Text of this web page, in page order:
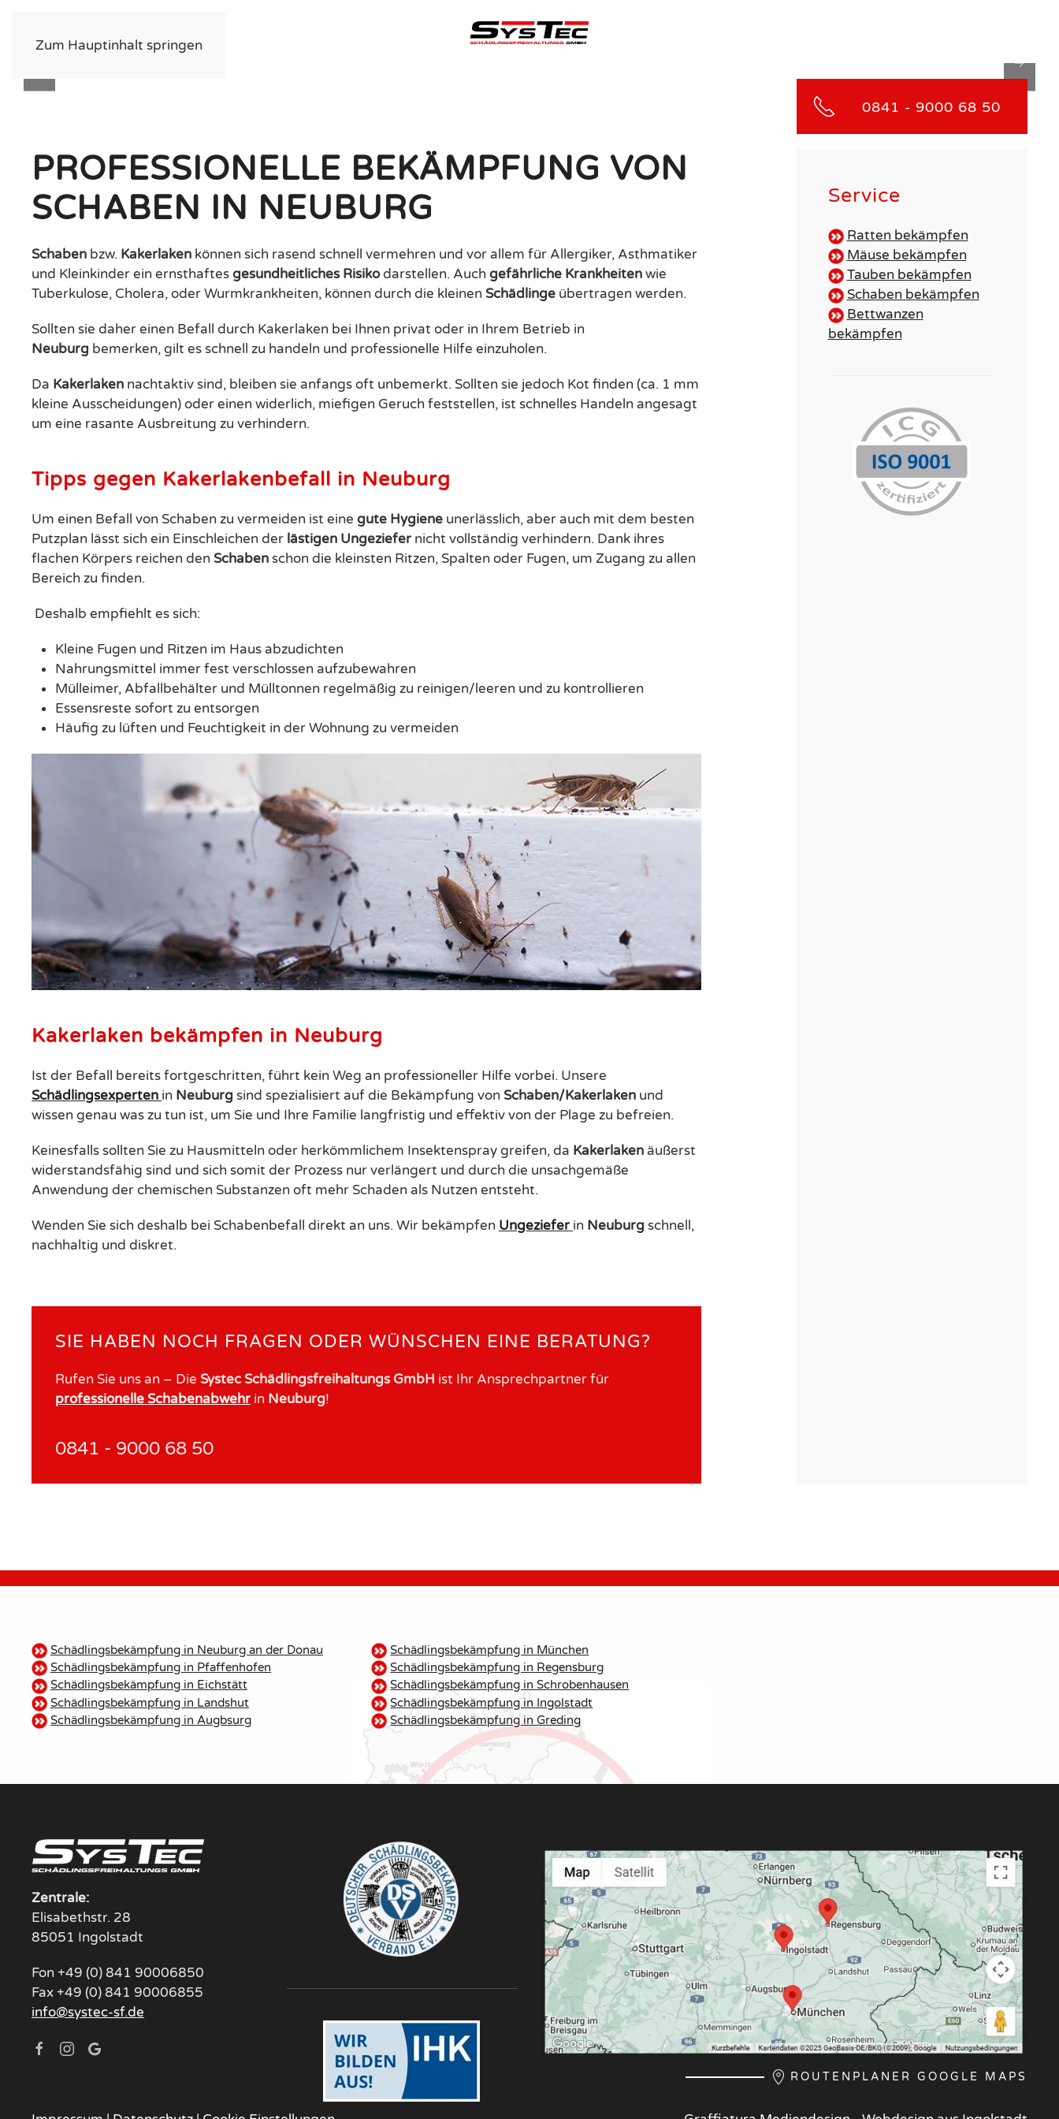
Zum Hauptinhalt springen schabenbekämpfung
0841 - 9000 68 50
PROFESSIONELLE BEKÄMPFUNG VON
SCHABEN IN NEUBURG
Schaben bzw. Kakerlaken können sich rasend schnell vermehren und vor allem für Allergiker, Asthmatiker
und Kleinkinder ein ernsthaftesgesundheitliches Risikodarstellen. Auch gefährliche Krankheitenwie
Tuberkulose, Cholera, oder Wurmkrankheiten, können durch die kleinen Schädlinge übertragen werden.
Sollten sie daher einen Befall durch Kakerlaken bei Ihnen privat oder in Ihrem Betrieb in
Neuburg bemerken, gilt es schnell zu handeln und professionelle Hilfe einzuholen.
Da Kakerlaken nachtaktiv sind, bleiben sie anfangs oft unbemerkt. Sollten sie jedoch Kot finden (ca. 1 mm
kleine Ausscheidungen) oder einen widerlich, miefigen Geruch feststellen, ist schnelles Handeln angesagt
um eine rasante Ausbreitung zu verhindern.
Tipps gegen Kakerlakenbefall in Neuburg
Um einen Befall von Schaben zu vermeiden ist eine gute Hygiene unerlässlich, aber auch mit dem besten
Putzplan lässt sich ein Einschleichen der lästigen Ungeziefer nicht vollständig verhindern. Dank ihres
flachen Körpers reichen den Schabenschon die kleinsten Ritzen, Spalten oder Fugen, um Zugang zu allen
Bereich zu finden.
Deshalb empfiehlt es sich:
Kleine Fugen und Ritzen im Haus abzudichten
Nahrungsmittel immer fest verschlossen aufzubewahren
Mülleimer, Abfallbehälter und Mülltonnen regelmäßig zu reinigen/leeren und zu kontrollieren
Essensreste sofort zu entsorgen
Häufig zu lüften und Feuchtigkeit in der Wohnung zu vermeiden
Kakerlaken bekämpfen in Neuburg
Ist der Befall bereits fortgeschritten, führt kein Weg an professioneller Hilfe vorbei. Unsere
Schädlingsexperten in Neuburg sind spezialisiert auf die Bekämpfung von Schaben/Kakerlaken und
wissen genau was zu tun ist, um Sie und Ihre Familie langfristig und effektiv von der Plage zu befreien.
Keinesfalls sollten Sie zu Hausmitteln oder herkömmlichem Insektenspray greifen, da Kakerlakenäußerst
widerstandsfähig sind und sich somit der Prozess nur verlängert und durch die unsachgemäße
Anwendung der chemischen Substanzen oft mehr Schaden als Nutzen entsteht.
Wenden Sie sich deshalb bei Schabenbefall direkt an uns. Wir bekämpfen Ungeziefer in Neuburg schnell,
nachhaltig und diskret.
SIE HABEN NOCH FRAGEN ODER WÜNSCHEN EINE BERATUNG?
Rufen Sie uns an – Die Systec Schädlingsfreihaltungs GmbH ist Ihr Ansprechpartner für
professionelle Schabenabwehr in Neuburg!
0841 - 9000 68 50
Service
Ratten bekämpfen
Mäuse bekämpfen
Tauben bekämpfen
Schaben bekämpfen
Bettwanzen
bekämpfen
Schädlingsbekämpfung in Neuburg an der Donau
Schädlingsbekämpfung in Pfaffenhofen
Schädlingsbekämpfung in Eichstätt
Schädlingsbekämpfung in Landshut
Schädlingsbekämpfung in Augbsurg
Schädlingsbekämpfung in München
Schädlingsbekämpfung in Regensburg
Schädlingsbekämpfung in Schrobenhausen
Schädlingsbekämpfung in Ingolstadt
Schädlingsbekämpfung in Greding
Zentrale:
Elisabethstr. 28
85051 Ingolstadt
Fon +49 (0) 841 90006850
Fax +49 (0) 841 90006855
info@systec-sf.de
ROUTENPLANER GOOGLE MAPS